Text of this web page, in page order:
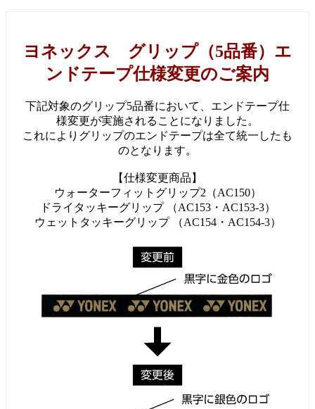
ヨネックス グリップ（5品番）エ
ンドテープ仕様変更のご案内
下記対象のグリップ5品番において、エンドテープ仕
様変更が実施されることになりました。
これによりグリップのエンドテープは全て統一したも
のとなります。
【仕様変更商品】
ウォーターフィットグリップ2（AC150）
ドライタッキーグリップ （AC153・AC153-3）
ウェットタッキーグリップ （AC154・AC154-3）